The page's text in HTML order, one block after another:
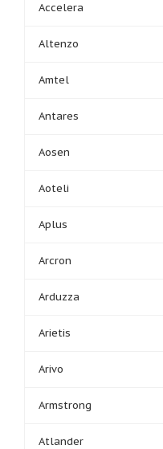
Accelera
Altenzo
Amtel
Antares
Aosen
Aoteli
Aplus
Arcron
Arduzza
Arietis
Arivo
Armstrong
Atlander